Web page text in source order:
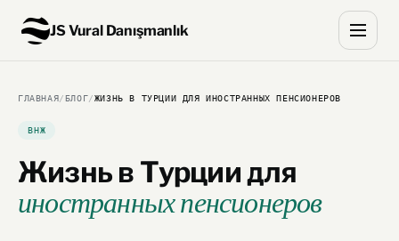
JS Vural Danışmanlık
ГЛАВНАЯ/БЛОГ/ЖИЗНЬ В ТУРЦИИ ДЛЯ ИНОСТРАННЫХ ПЕНСИОНЕРОВ
ВНЖ
Жизнь в Турциидля
иностранных пенсионеров